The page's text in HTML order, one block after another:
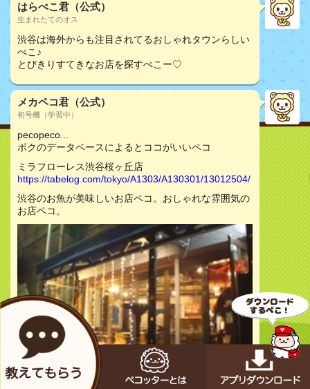
はらぺこ君（公式）
生まれたてのオス
渋谷は海外からも注目されてるおしゃれタウンらしい
ぺこ♪
とびきりすてきなお店を探すぺこー♡
メカペコ君（公式）
初号機（学習中）
pecopeco...
ボクのデータベースによるとココがいいペコ
ミラフローレス渋谷桜ヶ丘店
https://tabelog.com/tokyo/A1303/A130301/13012504/
渋谷のお魚が美味しいお店ペコ。おしゃれな雰囲気の
お店ペコ。
お店をチェック